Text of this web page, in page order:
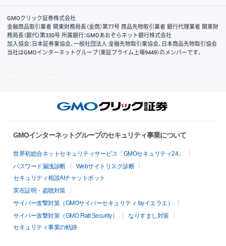
取引規程・約款
サイトマップ
その他のご案内
個人情報保護方針
最良執行方針
サイトのご利用について
ディスクレイマー
信託保全
リスク説明
会社案内
GMOクリック証券株式会社
金融商品取引業者 関東財務局長（金商）第77号 商品先物取引業者 銀行代理業者 関東財
務局長（銀代）第330号 所属銀行：GMOあおぞらネット銀行株式会社
加入協会：日本証券業協会、一般社団法人 金融先物取引業協会、日本商品先物取引協会
当社はGMOインターネットグループ（東証プライム上場9449）のメンバーです。
GMOインターネットグループのセキュリティ事業について
世界初総合ネットセキュリティサービス「GMOセキュリティ24」
パスワード漏洩診断
Webサイトリスク診断
セキュリティ相談AIチャットボット
実在証明・盗聴対策
サイバー攻撃対策（GMOサイバーセキュリティ byイエラエ）
サイバー攻撃対策（GMO Flatt Security）
なりすまし対策
セキュリティ事業の軌跡